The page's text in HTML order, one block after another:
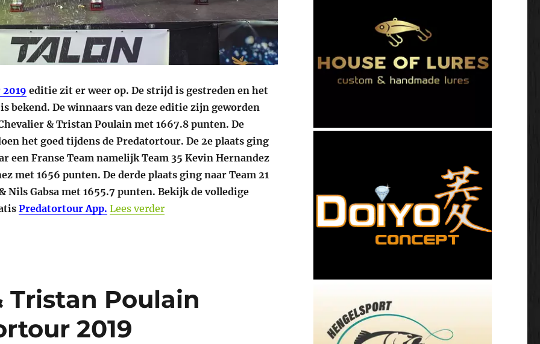
editie zit er weer op. De strijd is gestreden en het
bekend. De winnaars van deze editie zijn geworden
& Tristan Poulain met 1667.8 punten. De
het goed tijdens de Predatortour. De 2e plaats ging
een Franse Team namelijk Team 35 Kevin Hernandez
met 1656 punten. De derde plaats ging naar Team 21
Nils Gabsa met 1655.7 punten. Bekijk de volledige
Predatortour App. Lees verder“Prijswinnaars Predatortour 2019”
Tristan Poulain
2019